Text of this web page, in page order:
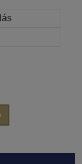
oldal
oldal